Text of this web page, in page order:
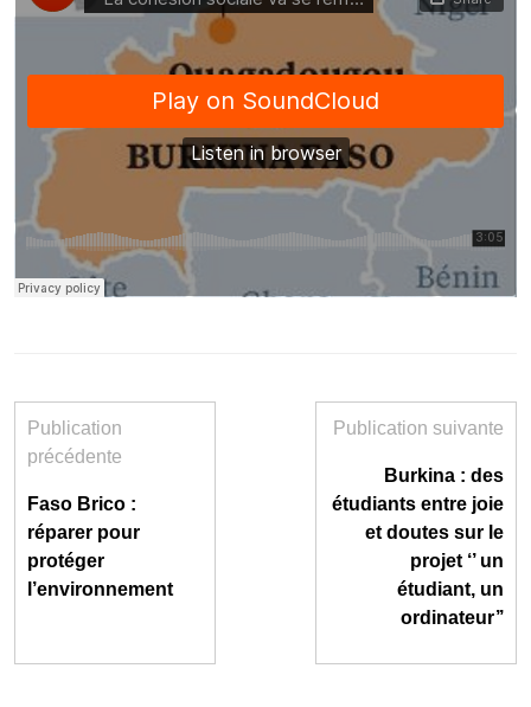
Publication
précédente
Faso Brico :
réparer pour
protéger
l’environnement
Publication suivante
Burkina : des
étudiants entre joie
et doutes sur le
projet ‘’ un
étudiant, un
ordinateur’’